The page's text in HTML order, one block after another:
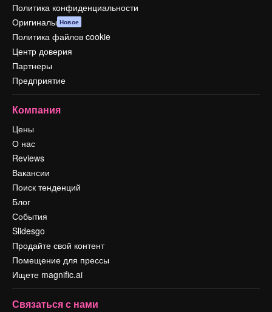
Политика конфиденциальности
Оригиналы Новое
Политика файлов cookie
Центр доверия
Партнеры
Предприятие
Компания
Цены
О нас
Reviews
Вакансии
Поиск тенденций
Блог
События
Slidesgo
Продайте свой контент
Помещение для прессы
Ищете magnific.ai
Связаться с нами